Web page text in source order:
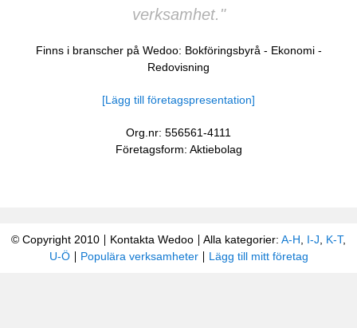
verksamhet."
Finns i branscher på Wedoo: Bokföringsbyrå - Ekonomi-
Redovisning
[Lägg till företagspresentation]
Org.nr: 556561-4111
Företagsform: Aktiebolag
© Copyright 2010 Kontakta Wedoo Alla kategorier: A-H I-J K-T,
U-Ö
Populära verksamheter Lägg till mitt företag